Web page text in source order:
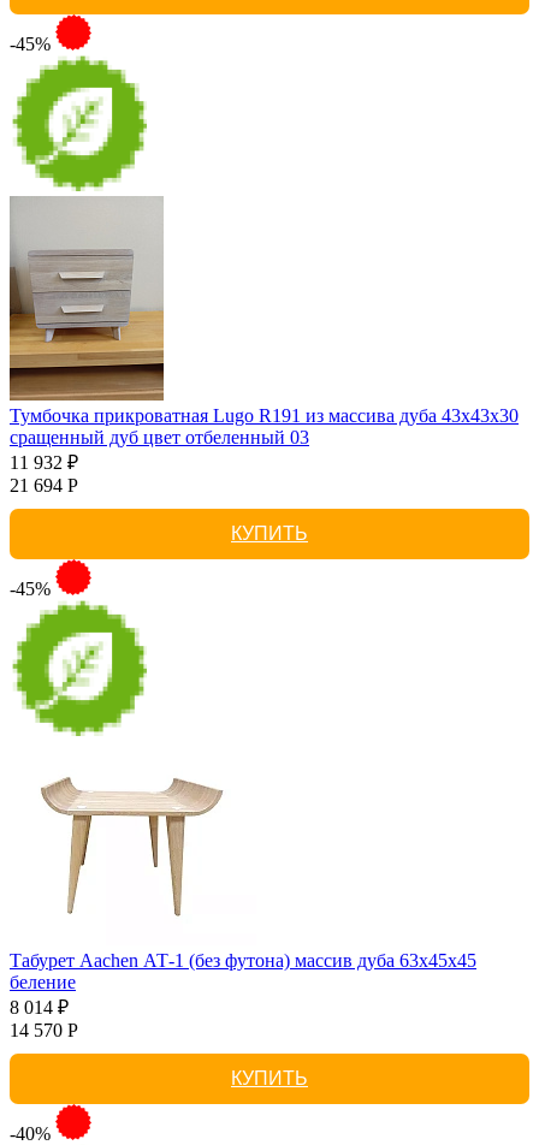
-45%
Тумбочка прикроватная Lugo R191 из массива дуба 43х43х30
сращенный дуб цвет отбеленный 03
11 932 ₽
21 694 Р
КУПИТЬ
-45%
Табурет Aachen АТ-1 (без футона) массив дуба 63х45х45
беление
8 014 ₽
14 570 Р
КУПИТЬ
-40%